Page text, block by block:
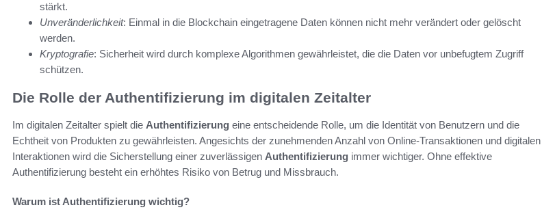
stärkt.
Unveränderlichkeit: Einmal in die Blockchain eingetragene Daten können nicht mehr verändert oder gelöscht
werden.
Kryptografie: Sicherheit wird durch komplexe Algorithmen gewährleistet, die die Daten vor unbefugtem Zugriff
schützen.
Die Rolle der Authentifizierung im digitalen Zeitalter
Im digitalen Zeitalter spielt die Authentifizierung eine entscheidende Rolle, um die Identität von Benutzern und die
Echtheit von Produkten zu gewährleisten. Angesichts der zunehmenden Anzahl von Online-Transaktionen und digitalen
Interaktionen wird die Sicherstellung einer zuverlässigen Authentifizierung immer wichtiger. Ohne effektive
Authentifizierung besteht ein erhöhtes Risiko von Betrug und Missbrauch.
Warum ist Authentifizierung wichtig?